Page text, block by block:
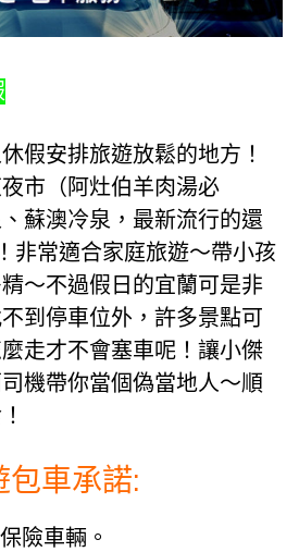
假安排旅遊放鬆的地方！
市（阿灶伯羊肉湯必
蘇澳冷泉，最新流行的還
非常適合家庭旅遊～帶小孩
～不過假日的宜蘭可是非
到停車位外，許多景點可
走才不會塞車呢！讓小傑
機帶你當個偽當地人～順
包車承諾:
險車輛。